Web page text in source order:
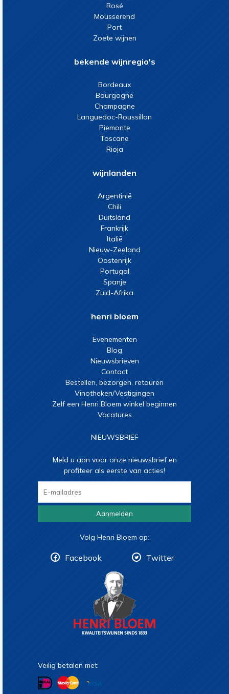
Rosé
Mousserend
Port
Zoete wijnen
bekende wijnregio's
Bordeaux
Bourgogne
Champagne
Languedoc-Roussillon
Piemonte
Toscane
Rioja
wijnlanden
Argentinië
Chili
Duitsland
Frankrijk
Italië
Nieuw-Zeeland
Oostenrijk
Portugal
Spanje
Zuid-Afrika
henri bloem
Evenementen
Blog
Nieuwsbrieven
Contact
Bestellen, bezorgen, retouren
Vinotheken/Vestigingen
Zelf een Henri Bloem winkel beginnen
Vacatures
NIEUWSBRIEF
Meld u aan voor onze nieuwsbrief en
profiteer als eerste van acties!
Aanmelden
Volg Henri Bloem op:
Facebook Twitter
Veilig betalen met: